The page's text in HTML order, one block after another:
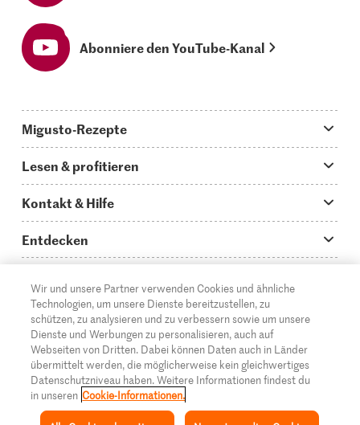
Abonniere den YouTube-Kanal
Migusto-Rezepte
Was koche ich heute?
Hauptgerichte
Schnelle & einfache Rezepte
Apéro & Fingerfood
Backen
Rezepte für Familien & Kinder
Alle Rezeptkategorien
Lesen & profitieren
Storys
How to-Videos
Glossar
Migusto Login
Migusto Printmagazin
Wettbewerbe
Kontakt & Hilfe
Infos zum Kochen mit Migusto
Kontakt
Mediadaten Werbetreibende
Impressum
Rechtliche Hinweise
Entdecken
Supermarkt
Migros Online
Über die Migros
Filialen
Cumulus
© 2026 Migros-Genossenschafts-Bund
DE FR IT
Wir und unsere Partner verwenden Cookies und ähnliche
Technologien, um unsere Dienste bereitzustellen, zu
schützen, zu analysieren und zu verbessern sowie um unsere
Dienste und Werbungen zu personalisieren, auch auf
Webseiten von Dritten. Dabei können Daten auch in Länder
übermittelt werden, die möglicherweise kein gleichwertiges
Datenschutzniveau haben. Weitere Informationen findest du
in unseren Cookie-Informationen.